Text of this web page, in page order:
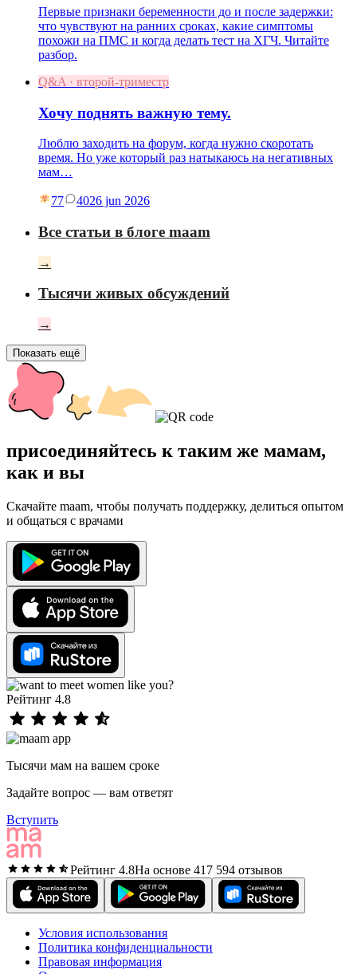
Первые признаки беременности до и после задержки:
что чувствуют на ранних сроках, какие симптомы
похожи на ПМС и когда делать тест на ХГЧ. Читайте
разбор.
Q&A · второй-триместр
Хочу поднять важную тему.
Люблю заходить на форум, когда нужно скоротать
время. Но уже который раз натыкаюсь на негативных
мам…
77 4026 jun 2026
Все статьи в блоге maam
→
Тысячи живых обсуждений
→
Показать ещё
присоединяйтесь к таким же мамам,
как и вы
Скачайте maam, чтобы получать поддержку, делиться опытом
и общаться с врачами
Рейтинг 4.8
Тысячи мам на вашем сроке
Задайте вопрос — вам ответят
Вступить
Рейтинг 4.8На основе 417 594 отзывов
Условия использования
Политика конфиденциальности
Правовая информация